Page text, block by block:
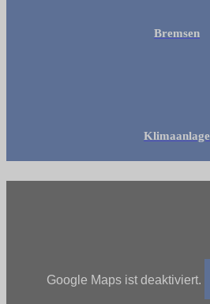
Bremsen
Klimaanlage
Google Maps ist deaktiviert.